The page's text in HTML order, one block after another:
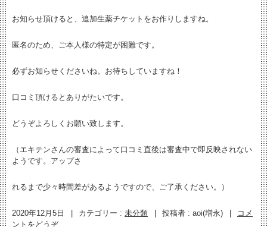
お知らせ頂けると、追加生薬チケットをお作りしますね。
匿名のため、ご本人様の特定が困難です。
必ずお知らせくださいね。お待ちしていますね！
口コミ頂けるとありがたいです。
どうぞよろしくお願い致します。
（エキテンさんの審査によって口コミ直後は審査中で即反映されない
ようです。アップさ
れるまで少々時間差があるようですので、ご了承ください。）
2020年12月5日 カテゴリー : 未分類 投稿者 : aoi(増永)
コメ
ントをどうぞ